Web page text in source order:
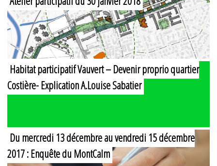
Habitat participatif Vauvert – Devenir proprio quartier
Costière- Explication A.Louise Sabatier
Du mercredi 13 décembre au vendredi 15 décembre
2017 : Enquête du MontCalm